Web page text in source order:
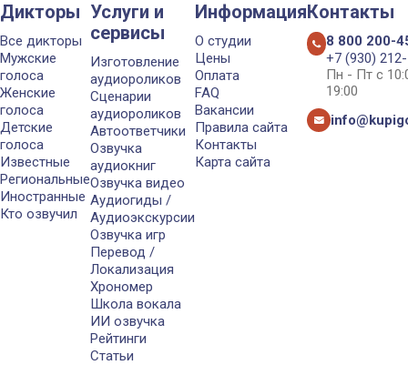
Дикторы
Все дикторы
Мужские
голоса
Женские
голоса
Детские
голоса
Известные
Региональные
Иностранные
Кто озвучил
Услуги и
сервисы
Изготовление
аудиороликов
Сценарии
аудиороликов
Автоответчики
Озвучка
аудиокниг
Озвучка видео
Аудиогиды /
Аудиоэкскурсии
Озвучка игр
Перевод /
Локализация
Хрономер
Школа вокала
ИИ озвучка
Рейтинги
Статьи
Информация
О студии
Цены
Оплата
FAQ
Вакансии
Правила сайта
Контакты
Карта сайта
Контакты
8 800 200-
+7 (930)
Пн - Пт с
19:00